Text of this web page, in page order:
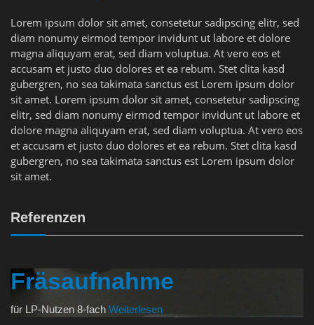
Lorem ipsum dolor sit amet, consetetur sadipscing elitr, sed
diam nonumy eirmod tempor invidunt ut labore et dolore
magna aliquyam erat, sed diam voluptua. At vero eos et
accusam et justo duo dolores et ea rebum. Stet clita kasd
gubergren, no sea takimata sanctus est Lorem ipsum dolor
sit amet. Lorem ipsum dolor sit amet, consetetur sadipscing
elitr, sed diam nonumy eirmod tempor invidunt ut labore et
dolore magna aliquyam erat, sed diam voluptua. At vero eos
et accusam et justo duo dolores et ea rebum. Stet clita kasd
gubergren, no sea takimata sanctus est Lorem ipsum dolor
sit amet.
Referenzen
Fräsaufnahme
für LP-Nutzen 8-fach Weiterlesen